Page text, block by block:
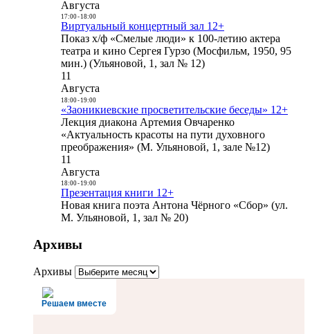
Августа
17:00- 18:00
Виртуальный концертный зал 12+
Показ х/ф «Смелые люди» к 100-летию актера
театра и кино Сергея Гурзо (Мосфильм, 1950, 95
мин.) (Ульяновой, 1, зал № 12)
11
Августа
18:00- 19:00
«Заоникиевские просветительские беседы» 12+
Лекция диакона Артемия Овчаренко
«Актуальность красоты на пути духовного
преображения» (М. Ульяновой, 1, зале №12)
11
Августа
18:00- 19:00
Презентация книги 12+
Новая книга поэта Антона Чёрного «Сбор» (ул.
М. Ульяновой, 1, зал № 20)
Архивы
Архивы
Решаем вместе